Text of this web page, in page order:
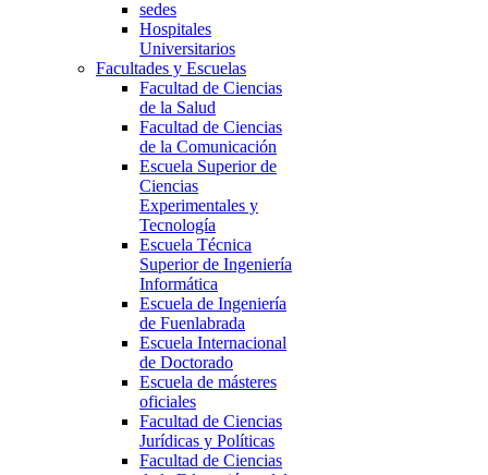
sedes
Hospitales
Universitarios
Facultades y Escuelas
Facultad de Ciencias
de la Salud
Facultad de Ciencias
de la Comunicación
Escuela Superior de
Ciencias
Experimentales y
Tecnología
Escuela Técnica
Superior de Ingeniería
Informática
Escuela de Ingeniería
de Fuenlabrada
Escuela Internacional
de Doctorado
Escuela de másteres
oficiales
Facultad de Ciencias
Jurídicas y Políticas
Facultad de Ciencias